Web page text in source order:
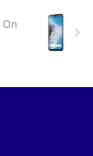
On